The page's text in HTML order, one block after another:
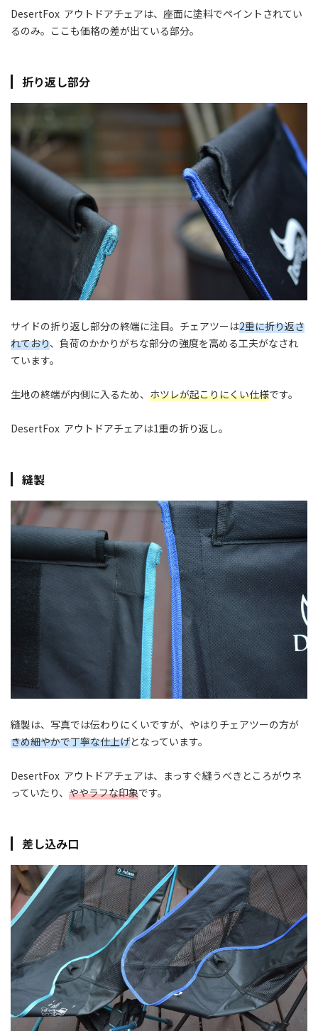
DesertFox アウトドアチェアは、座面に塗料でペイントされてい
るのみ。ここも価格の差が出ている部分。
折り返し部分
サイドの折り返し部分の終端に注目。チェアツーは2重に折り返さ
れており、負荷のかかりがちな部分の強度を高める工夫がなされ
ています。
生地の終端が内側に入るため、 ホツレが起こりにくい仕様です。
DesertFox アウトドアチェアは1重の折り返し。
縫製
縫製は、写真では伝わりにくいですが、やはりチェアツーの方が
きめ細やかで丁寧な仕上げとなっています。
DesertFox アウトドアチェアは、まっすぐ縫うべきところがウネ
っていたり、 ややラフな印象です。
差し込み口